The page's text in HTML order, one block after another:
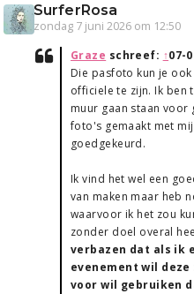
SurferRosa
zondag 7 juni 2026 om 12:50
Graze schreef: ↑07-
Die pasfoto kun je
officiele te zijn. Ik ben
muur gaan staan
foto's gemaakt met
goedgekeurd.
Ik vind het wel een
van maken maar heb
waarvoor ik het zou
zonder doel overal
verbazen dat als ik
evenement wil
voor wil gebruiken